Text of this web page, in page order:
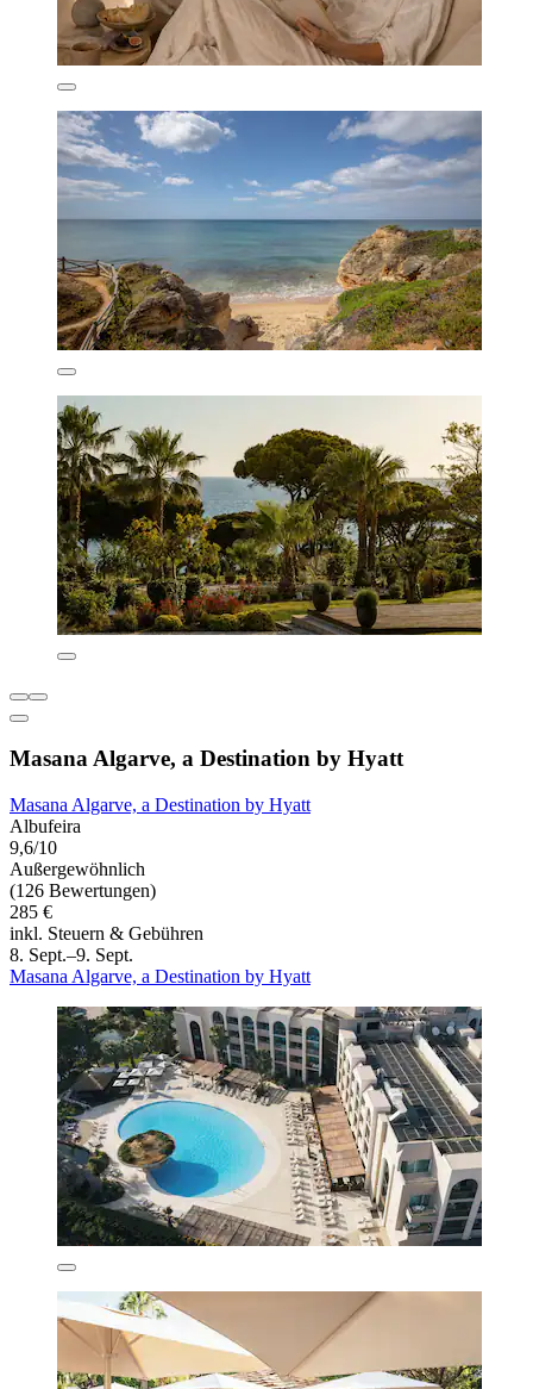
Masana Algarve, a Destination by Hyatt
Masana Algarve, a Destination by Hyatt
Albufeira
9,6/10
Außergewöhnlich
(126 Bewertungen)
285 €
inkl. Steuern & Gebühren
8. Sept.–9. Sept.
Masana Algarve, a Destination by Hyatt